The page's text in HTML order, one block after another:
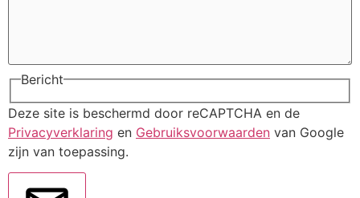
Bericht
Deze site is beschermd door reCAPTCHA en de
Privacyverklaring en Gebruiksvoorwaarden van Google
zijn van toepassing.